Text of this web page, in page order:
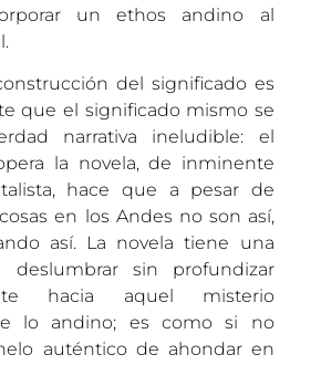
un ethos andino al
del significado es
que el significado mismo se
narrativa ineludible: el
la novela, de inminente
hace que a pesar de
en los Andes no son así,
así. La novela tiene una
deslumbrar sin profundizar
hacia aquel misterio
lo andino; es como si no
auténtico de ahondar en